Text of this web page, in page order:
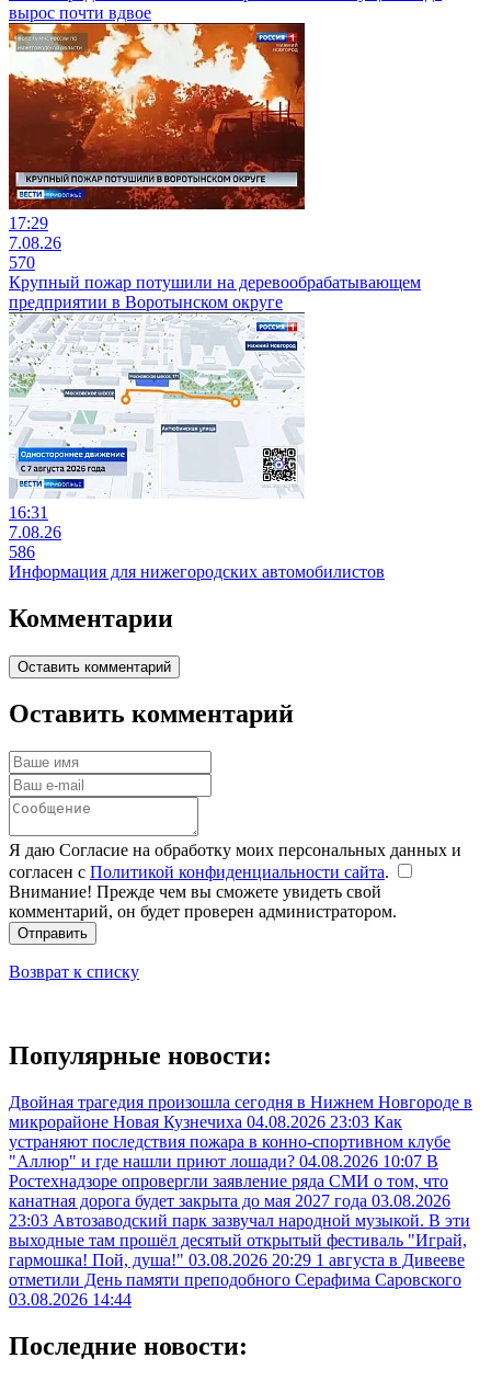
вырос почти вдвое
17:29
7.08.26
570
Крупный пожар потушили на деревообрабатывающем
предприятии в Воротынском округе
16:31
7.08.26
586
Информация для нижегородских автомобилистов
Комментарии
Оставить комментарий
Оставить комментарий
Я даю Согласие на обработку моих персональных данных и
согласен с Политикой конфиденциальности сайта.
Внимание! Прежде чем вы сможете увидеть свой
комментарий, он будет проверен администратором.
Отправить
Возврат к списку
Популярные новости:
Двойная трагедия произошла сегодня в Нижнем Новгороде в
микрорайоне Новая Кузнечиха 04.08.2026 23:03 Как
устраняют последствия пожара в конно-спортивном клубе
"Аллюр" и где нашли приют лошади? 04.08.2026 10:07 В
Ростехнадзоре опровергли заявление ряда СМИ о том, что
канатная дорога будет закрыта до мая 2027 года 03.08.2026
23:03 Автозаводский парк зазвучал народной музыкой. В эти
выходные там прошёл десятый открытый фестиваль "Играй,
гармошка! Пой, душа!" 03.08.2026 20:29 1 августа в Дивееве
отметили День памяти преподобного Серафима Саровского
03.08.2026 14:44
Последние новости: